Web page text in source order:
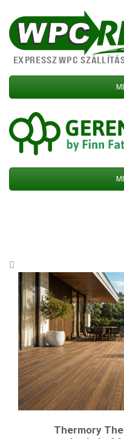
Thermory